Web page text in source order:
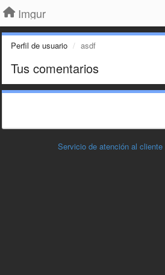
Imgur
Perfil de usuario asdf
Tus comentarios
Servicio de atención al cliente